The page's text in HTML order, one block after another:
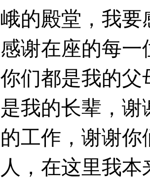
峨的殿堂，我
感谢在座的每
你们都是我的父
是我的长辈，
的工作，谢谢
人，在这里我